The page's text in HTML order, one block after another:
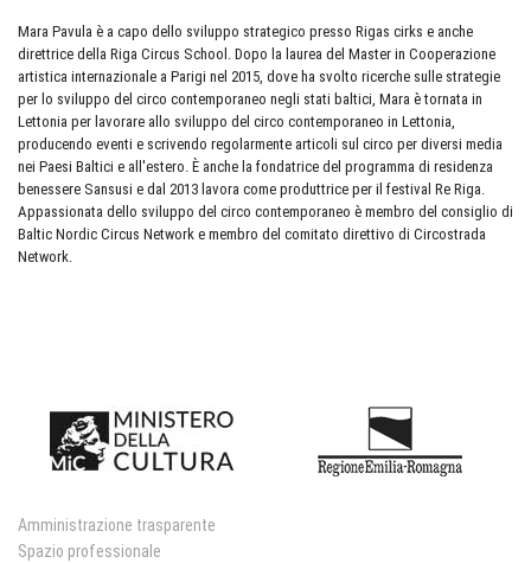
Mara Pavula è a capo dello sviluppo strategico presso Rigas cirks e anche
direttrice della Riga Circus School. Dopo la laurea del Master in Cooperazione
artistica internazionale a Parigi nel 2015, dove ha svolto ricerche sulle strategie
per lo sviluppo del circo contemporaneo negli stati baltici, Mara è tornata in
Lettonia per lavorare allo sviluppo del circo contemporaneo in Lettonia,
producendo eventi e scrivendo regolarmente articoli sul circo per diversi media
nei Paesi Baltici e all'estero. È anche la fondatrice del programma di residenza
benessere Sansusi e dal 2013 lavora come produttrice per il festival Re Riga.
Appassionata dello sviluppo del circo contemporaneo è membro del consiglio di
Baltic Nordic Circus Network e membro del comitato direttivo di Circostrada
Network.
Amministrazione trasparente
Spazio professionale